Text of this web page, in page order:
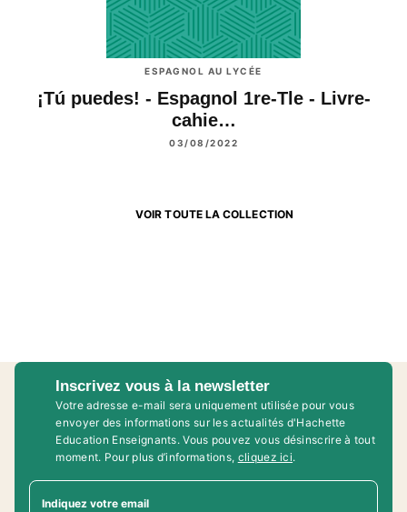
ESPAGNOL AU LYCÉE
¡Tú puedes! - Espagnol 1re-Tle - Livre-
cahie…
03/08/2022
VOIR TOUTE LA COLLECTION
Inscrivez vous à la newsletter
Votre adresse e-mail sera uniquement utilisée pour vous
envoyer des informations sur les actualités d'Hachette
Education Enseignants. Vous pouvez vous désinscrire à tout
moment. Pour plus d’informations, cliquez ici.
Indiquez votre email